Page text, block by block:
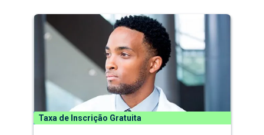
Taxa de Inscrição Gratuita